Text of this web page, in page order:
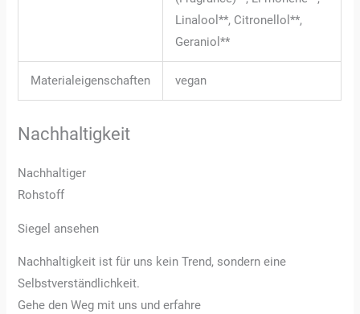
Linalool**, Citronellol**,
Geraniol**
Materialeigenschaften vegan
Nachhaltigkeit
Nachhaltiger
Rohstoff
Siegel ansehen
Nachhaltigkeit ist für uns kein Trend, sondern eine
Selbstverständlichkeit.
Gehe den Weg mit uns und erfahre